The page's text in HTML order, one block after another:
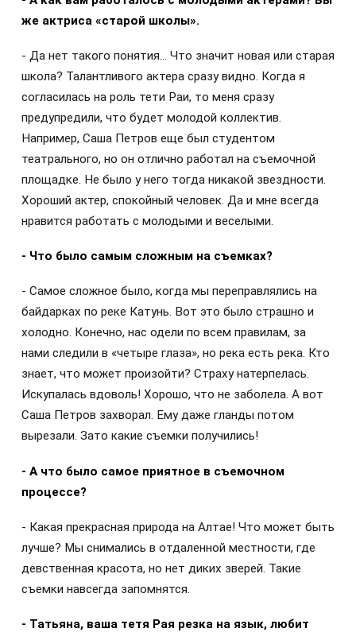
же актриса «старой школы».
- Да нет такого понятия… Что значит новая или старая
школа? Талантливого актера сразу видно. Когда я
согласилась на роль тети Раи, то меня сразу
предупредили, что будет молодой коллектив.
Например, Саша Петров еще был студентом
театрального, но он отлично работал на съемочной
площадке. Не было у него тогда никакой звездности.
Хороший актер, спокойный человек. Да и мне всегда
нравится работать с молодыми и веселыми.
- Что было самым сложным на съемках?
- Самое сложное было, когда мы переправлялись на
байдарках по реке Катунь. Вот это было страшно и
холодно. Конечно, нас одели по всем правилам, за
нами следили в «четыре глаза», но река есть река. Кто
знает, что может произойти? Страху натерпелась.
Искупалась вдоволь! Хорошо, что не заболела. А вот
Саша Петров захворал. Ему даже гланды потом
вырезали. Зато какие съемки получились!
- А что было самое приятное в съемочном
процессе?
- Какая прекрасная природа на Алтае! Что может быть
лучше? Мы снимались в отдаленной местности, где
девственная красота, но нет диких зверей. Такие
съемки навсегда запомнятся.
- Татьяна, ваша тетя Рая резка на язык, любит